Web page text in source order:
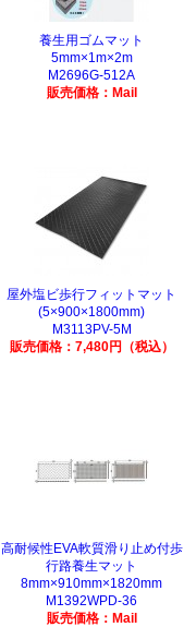
養生用ゴムマット
5mm×1m×2m
M2696G-512A
販売価格：Mail
屋外塩ビ歩行フィットマット
(5×900×1800mm)
M3113PV-5M
販売価格：7,480円（税込）
高耐候性EVA軟質滑り止め付歩
行路養生マット
8mm×910mm×1820mm
M1392WPD-36
販売価格：Mail